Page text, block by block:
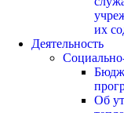
их
Деятельность
Об